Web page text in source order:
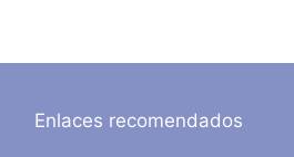
Enlaces recomendados